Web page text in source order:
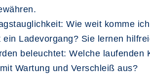
Wie weit komme
Ladevorgang? Sie lernen
beleuchtet: Welche
Wartung und Verschleiß aus?